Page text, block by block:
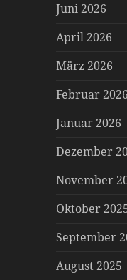
Juni 2026
April 2026
März 2026
Februar 2026
Januar 2026
Dezember
November
Oktober
September
August 2025